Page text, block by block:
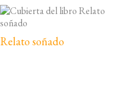
Relato soñado